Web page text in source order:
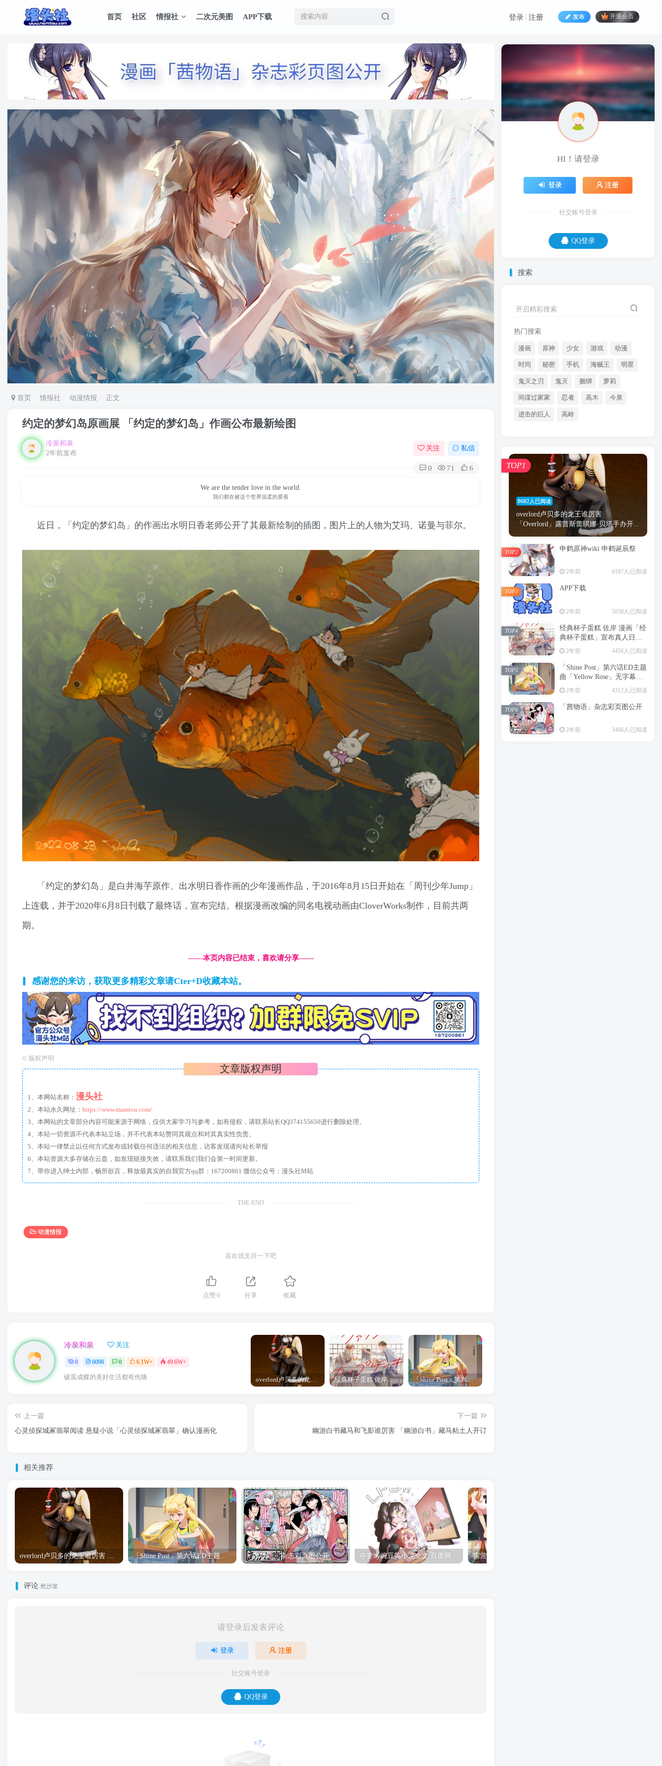
首页 社区 情报社 二次元美图 APP下载 发布 开通会员
登录 注册
首页 情报社 动漫情报 正文
约定的梦幻岛原画展 「约定的梦幻岛」作画公布最新绘图
冷泉和泉
2年前发布
关注 私信
0 71 6
We are the tender love in the world.
我们都在被这个世界温柔的爱着
近日，「约定的梦幻岛」的作画出水明日香老师公开了其最新绘制的插图，图片上的人物为艾玛、诺曼与菲尔。
「约定的梦幻岛」是白井海芋原作、出水明日香作画的少年漫画作品，于2016年8月15日开始在「周刊少年Jump」
上连载，并于2020年6月8日刊载了最终话，宣布完结。根据漫画改编的同名电视动画由CloverWorks制作，目前共两
期。
------本页内容已结束，喜欢请分享------
感谢您的来访，获取更多精彩文章请Cter+D收藏本站。
© 版权声明
文章版权声明
1、本网站名称： 漫头社
2、本站永久网址： https://www.mamtou.com/
3、本网站的文章部分内容可能来源于网络，仅供大家学习与参考，如有侵权，请联系站长QQ374155650进行删除处理。
4、本站一切资源不代表本站立场，并不代表本站赞同其观点和对其真实性负责。
5、本站一律禁止以任何方式发布或转载任何违法的相关信息，访客发现请向站长举报
6、本站资源大多存储在云盘，如发现链接失效，请联系我们我们会第一时间更新。
7、带你进入绅士内部，畅所欲言，释放最真实的自我官方qq群：167200861 微信公众号：漫头社M站
THE END
动漫情报
喜欢就支持一下吧
点赞6 分享 收藏
冷泉和泉 关注
0 6098 0 6.1W+ 49.6W+
破茧成蝶的美好生活都有伤痛 overlord卢贝多的龙王谁厉害 「Overlord」露普斯蕾琪娜·贝塔手办开订 经典杯子蛋糕 佐岸 漫画「经典杯子蛋糕」宣布真人日剧化 「Shine Post」第六话ED主题曲「Yellow Rose」无字幕MV公开
上一篇
心灵侦探城冢翡翠阅读 悬疑小说「心灵侦探城冢翡翠」确认漫画化
下一篇
幽游白书藏马和飞影谁厉害 「幽游白书」藏马粘土人开订
相关推荐
overlord卢贝多的龙王谁厉害 「Overlord」露普斯蕾琪娜·贝塔手办开订 「Shine Post」第六话ED主题曲「Yellow Rose」无字幕MV公开 「茜物语」杂志彩页图公开 夺妻by豌豆荚小说全文 百度网盘 Duo!
评论 抢沙发
请登录后发表评论
登录 注册
社交账号登录
QQ登录
HI！请登录
登录 注册
社交账号登录
QQ登录
搜索
开启精彩搜索
热门搜索
漫画 原神 少女 游戏 动漫
时间 秘密 手机 海贼王 明星
鬼灭之刃 鬼灭 捆绑 萝莉
间谍过家家 忍者 高木 今泉
进击的巨人 高岭
8682人已阅读
overlord卢贝多的龙王谁厉害
「Overlord」露普斯蕾琪娜·贝塔手办开...
TOP1
申鹤原神wiki 申鹤诞辰祭
2年前 6197人已阅读
TOP2
APP下载
2年前 5038人已阅读
TOP3
经典杯子蛋糕 佐岸 漫画「经
典杯子蛋糕」宣布真人日剧
化
2年前 4458人已阅读
TOP4
「Shine Post」第六话ED主题
曲「Yellow Rose」无字幕MV
公开
2年前 4312人已阅读
TOP5
「茜物语」杂志彩页图公开
2年前 3486人已阅读
TOP6
HI！请登录
登录 注册
社交账号登录
QQ登录
不听老人言，快活好多年。
时间 秘密 手机 海贼王
鬼灭 捆绑 萝莉
间谍过家家 忍者 高木
进击的巨人 高岭
8682人已阅读
overlord卢贝多的龙王谁厉害
「Overlord」露普斯蕾琪娜·贝塔手办开...
TOP1
申鹤原神wiki 申鹤诞辰祭
2年前 6197人已阅读
TOP2
APP下载
2年前 5038人已阅读
TOP3
经典杯子蛋糕 佐岸 漫画「经
典杯子蛋糕」宣布真人日剧
TOP4